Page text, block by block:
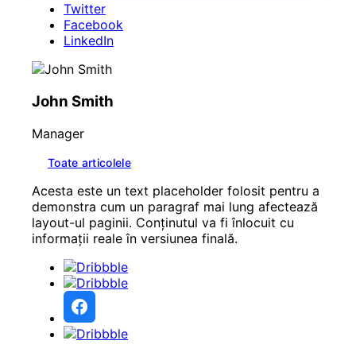
Twitter
Facebook
LinkedIn
John Smith
Manager
Toate articolele
Acesta este un text placeholder folosit pentru a
demonstra cum un paragraf mai lung afectează
layout-ul paginii. Conținutul va fi înlocuit cu
informații reale în versiunea finală.